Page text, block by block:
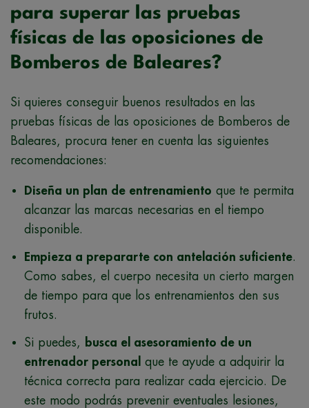
para superar las pruebas
físicas de las oposiciones de
Bomberos de Baleares?
Si quieres conseguir buenos resultados en las
pruebas físicas de las oposiciones de Bomberos de
Baleares, procura tener en cuenta las siguientes
recomendaciones:
Diseña un plan de entrenamiento que te permita
alcanzar las marcas necesarias en el tiempo
disponible.
Empieza a prepararte con antelación suficiente.
Como sabes, el cuerpo necesita un cierto margen
de tiempo para que los entrenamientos den sus
frutos.
Si puedes,
busca el asesoramiento de un
entrenador personal
que te ayude a adquirir la
técnica correcta para realizar cada ejercicio. De
este modo podrás prevenir eventuales lesiones,